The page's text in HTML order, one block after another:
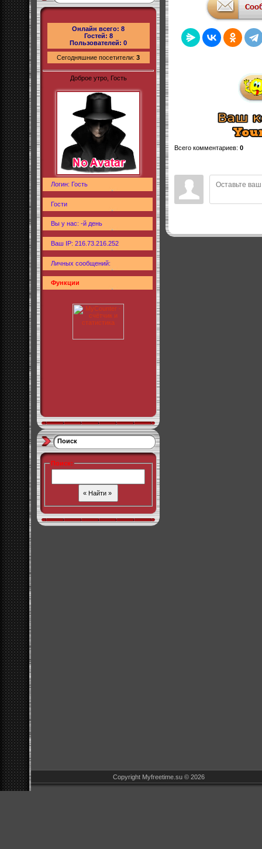
Онлайн всего: 8
Гостей: 8
Пользователей: 0
Сегодняшние посетители: 3
Доброе утро, Гость
Логин: Гость
Гости
Вы у нас: -й день
Ваш IP: 216.73.216.252
Личных сообщений:
Функции
Поиск
Поиск:
Всего комментариев: 0
Copyright Myfreetime.su © 2026